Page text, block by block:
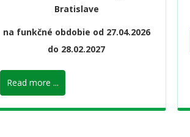
Bratislave
na funkčné obdobie od 27.04.2026
do 28.02.2027
Read more ...